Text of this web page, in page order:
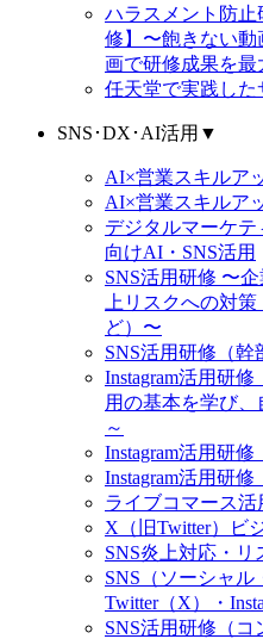
ハラスメント防
修】〜飽きない
画で研修成果を最
任天堂で実践した
SNS･DX･AI活用 ▼
AI×営業スキルア
AI×営業スキルア
デジタルマーケ
向けAI・SNS活用
SNS活用研修 〜
上リスクへの対
ど）〜
SNS活用研修（幹
Instagram活用研
用の基本を学び
～
Instagram活用研修
Instagram活用研修
ライブコマース活
X（旧Twitter）ビ
SNS炎上対応・
SNS（ソーシャ
Twitter（X）・
SNS活用研修（コ